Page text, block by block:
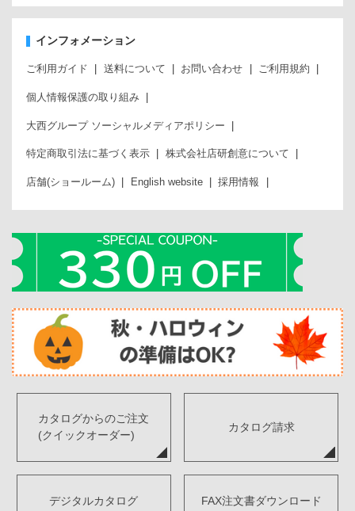
インフォメーション
ご利用ガイド 送料について お問い合わせ ご利用規約
個人情報保護の取り組み
大西グループ ソーシャルメディアポリシー
特定商取引法に基づく表示 株式会社店研創意について
店舗(ショールーム) English website 採用情報
カタログからのご注文
(クイックオーダー)
カタログ請求
デジタルカタログ FAX注文書ダウンロード